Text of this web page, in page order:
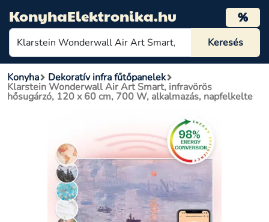
KonyhaElektronika.hu %
Konyha Dekoratív infra fűtőpanelek
Klarstein Wonderwall Air Art Smart, infravörös
hősugárzó, 120 x 60 cm, 700 W, alkalmazás, napfelkelte